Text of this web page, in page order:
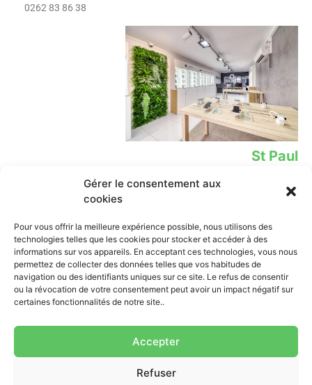
Gérer le consentement aux
cookies
Pour vous offrir la meilleure expérience possible, nous utilisons des
technologies telles que les cookies pour stocker et accéder à des
informations sur vos appareils. En acceptant ces technologies, vous nous
permettez de collecter des données telles que vos habitudes de
navigation ou des identifiants uniques sur ce site. Le refus de consentir
ou la révocation de votre consentement peut avoir un impact négatif sur
certaines fonctionnalités de notre site..
Accepter
Refuser
0262 83 86 38
St Paul
12 Rue Leconte de Lisle,
02 62 78 39 02​
Lien
iPhone
Samsung
Xiaomi
Tablette
Contact
0262 838 638
contact@mobione.re
St Pierre:
--------Lundi-samedi: 9h00-18h
--------Lundi-samedi: 9h00-
17h30